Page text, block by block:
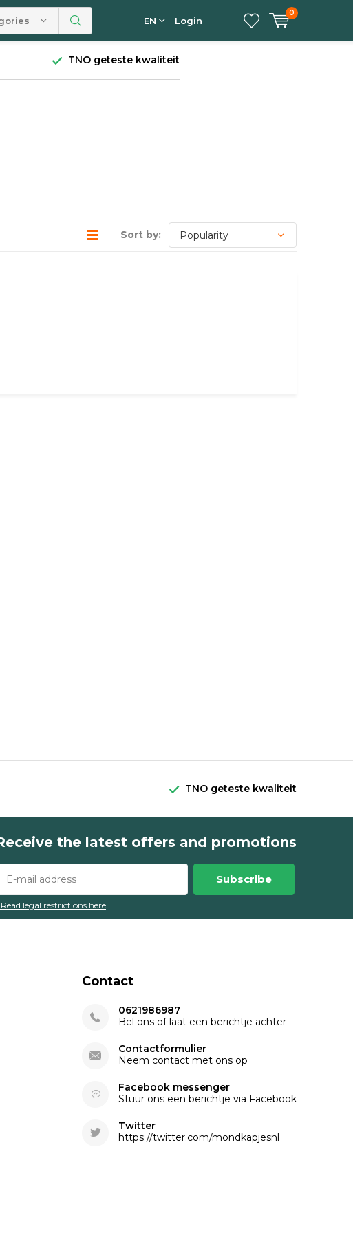
EN Login
0
TNO geteste kwaliteit
Sort by:
TNO geteste kwaliteit
the latest offers and promotions
Subscribe
legal restrictions here
Contact
0621986987
Bel ons of laat een berichtje achter
Contactformulier
Neem contact met ons op
Facebook messenger
Stuur ons een berichtje via Facebook
Twitter
https://twitter.com/mondkapjesnl